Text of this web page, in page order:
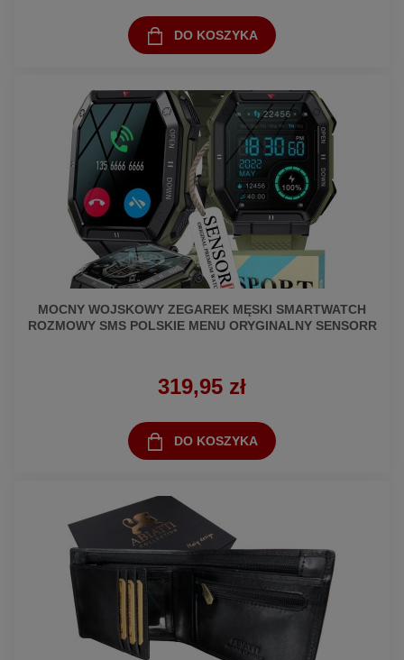
DO KOSZYKA
MOCNY WOJSKOWY ZEGAREK MĘSKI SMARTWATCH
ROZMOWY SMS POLSKIE MENU ORYGINALNY SENSORR
319,95 zł
DO KOSZYKA